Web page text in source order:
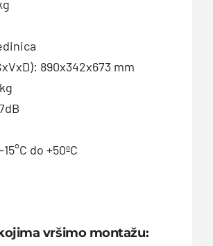
890x342x673 mm
do +50ºC
vršimo montažu: